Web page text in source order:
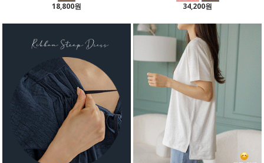
18,800원 34,200원